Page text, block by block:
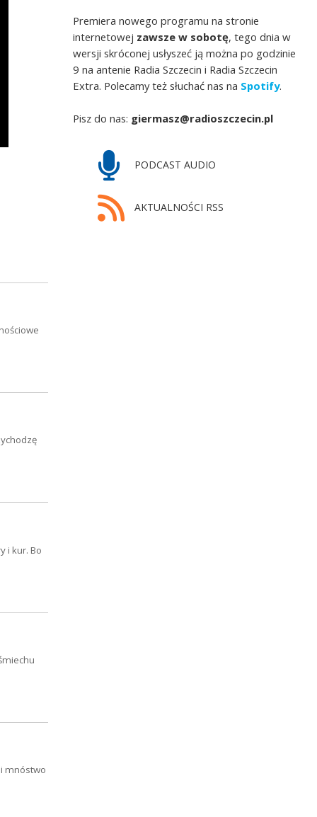
Premiera nowego programu na stronie
internetowej zawsze w sobotę, tego dnia w
wersji skróconej usłyszeć ją można po godzinie
9 na antenie Radia Szczecin i Radia Szczecin
Extra. Polecamy też słuchać nas na Spotify.
Pisz do nas: giermasz@radioszczecin.pl
PODCAST AUDIO
AKTUALNOŚCI RSS
i kur. Bo
mnóstwo